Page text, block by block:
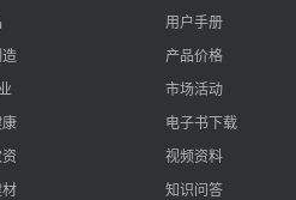
用户手册
产品价格
市场活动
电子书下载
视频资料
知识问答